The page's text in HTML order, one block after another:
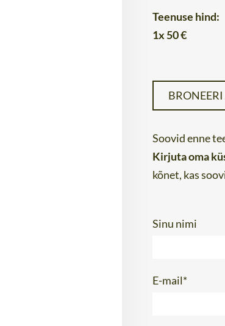
Teenuse hind:
1x 50 €
BRONEERI
Soovid enne
Kirjuta oma
kõnet, kas
Sinu nimi
E-mail